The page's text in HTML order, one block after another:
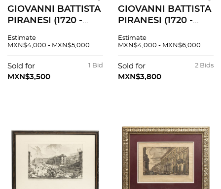
GIOVANNI BATTISTA
PIRANESI (1720 -
DELLA BASILICA, E
IN VATICANO.
PRINCIPIOS DEL
Estimate
MXN$4,000 - MXN$5,000
1 Bid
Sold for
MXN$3,500
GIOVANNI BATTISTA
PIRANESI (1720 -
DELLA VASTA
ANTICAMENTE
DETTA L´ACQUA
Estimate
MXN$4,000 - MXN$6,000
2 Bids
Sold for
MXN$3,800